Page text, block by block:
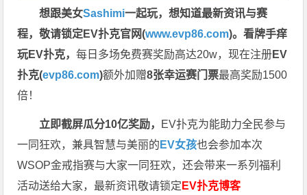
想跟美女Sashimi一起玩，想知道最新资讯与赛
程，敬请锁定EV扑克官网(www.evp86.com)。看牌手痒
玩EV扑克，每日多场免费赛奖励高达20w，现在注册EV
扑克(evp86.com)额外加赠8张幸运赛门票最高奖励1500
倍！
立即截屏瓜分10亿奖励， EV扑克为能助力全民参与
一同狂欢，兼具智慧与美丽的 EV女孩也会参加本次
WSOP金戒指赛与大家一同狂欢，还会带来一系列福利
活动送给大家，最新资讯敬请锁定 EV扑克博客